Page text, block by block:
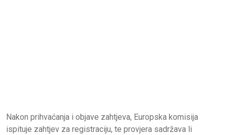
Nakon prihvaćanja i objave zahtjeva, Europska komisija
ispituje zahtjev za registraciju, te provjera sadržava li